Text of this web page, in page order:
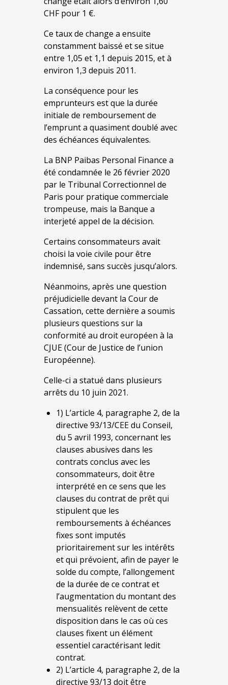
CHF pour 1 €.
Ce taux de change a ensuite
constamment baissé et se situe
entre 1,05 et 1,1 depuis 2015, et à
environ 1,3 depuis 2011.
La conséquence pour les
emprunteurs est que la durée
initiale de remboursement de
l’emprunt a quasiment doublé avec
des échéances équivalentes.
La BNP Paibas Personal Finance a
été condamnée le 26 février 2020
par le Tribunal Correctionnel de
Paris pour pratique commerciale
trompeuse, mais la Banque a
interjeté appel de la décision.
Certains consommateurs avait
choisi la voie civile pour être
indemnisé, sans succès jusqu’alors.
Néanmoins, après une question
préjudicielle devant la Cour de
Cassation, cette dernière a soumis
plusieurs questions sur la
conformité au droit européen à la
CJUE (Cour de Justice de l’union
Européenne).
Celle-ci a statué dans plusieurs
arrêts du 10 juin 2021.
1) L’article 4, paragraphe 2, de la
directive 93/13/CEE du Conseil,
du 5 avril 1993, concernant les
clauses abusives dans les
contrats conclus avec les
consommateurs, doit être
interprété en ce sens que les
clauses du contrat de prêt qui
stipulent que les
remboursements à échéances
fixes sont imputés
prioritairement sur les intérêts
et qui prévoient, afin de payer le
solde du compte, l’allongement
de la durée de ce contrat et
l’augmentation du montant des
mensualités relèvent de cette
disposition dans le cas où ces
clauses fixent un élément
essentiel caractérisant ledit
contrat.
2) L’article 4, paragraphe 2, de la
directive 93/13 doit être